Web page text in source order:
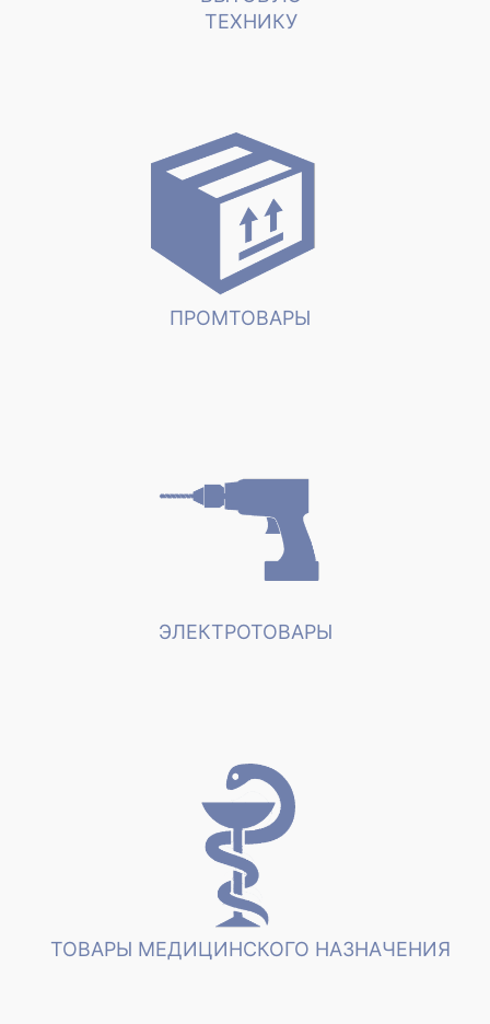
ТЕХНИКУ
ПРОМТОВАРЫ
ЭЛЕКТРОТОВАРЫ
ТОВАРЫ МЕДИЦИНСКОГО НАЗНАЧЕНИЯ